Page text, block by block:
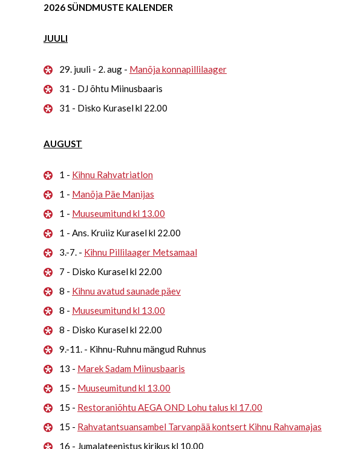
2026 SÜNDMUSTE KALENDER
JUULI
29. juuli - 2. aug - Manõja konnapillilaager
31 - DJ õhtu Miinusbaaris
31 - Disko Kurasel kl 22.00
AUGUST
1 - Kihnu Rahvatriatlon
1 - Manõja Päe Manijas
1 - Muuseumitund kl 13.00
1 - Ans. Kruiiz Kurasel kl 22.00
3.-7. - Kihnu Pillilaager Metsamaal
7 - Disko Kurasel kl 22.00
8 - Kihnu avatud saunade päev
8 - Muuseumitund kl 13.00
8 - Disko Kurasel kl 22.00
9.-11. - Kihnu-Ruhnu mängud Ruhnus
13 - Marek Sadam Miinusbaaris
15 - Muuseumitund kl 13.00
15 - Restoraniõhtu AEGA OND Lohu talus kl 17.00
15 - Rahvatantsuansambel Tarvanpää kontsert Kihnu Rahvamajas
16 - Jumalateenistus kirikus kl 10.00